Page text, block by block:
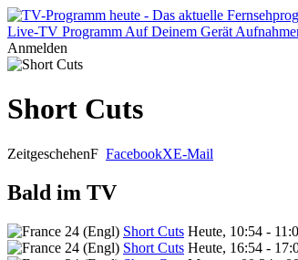
Live-TV Programm Auf Deinem Gerät
Anmelden
Short Cuts
ZeitgeschehenF FacebookXE-Mail
Bald im TV
Short Cuts Heute, 10:54 -
Short Cuts Heute, 16:54 -